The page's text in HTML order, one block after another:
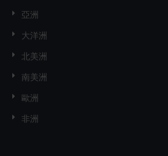
亞洲
大洋洲
北美洲
南美洲
歐洲
非洲